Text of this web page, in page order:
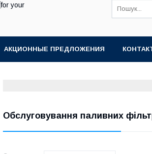
your
АКЦИОННЫЕ ПРЕДЛОЖЕНИЯ
Обслуговування паливних